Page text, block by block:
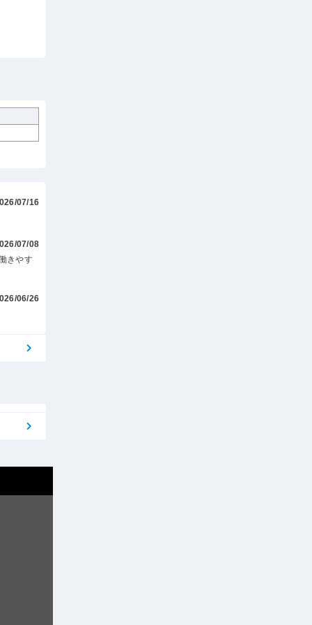
07/16
07/08
きやす
06/26